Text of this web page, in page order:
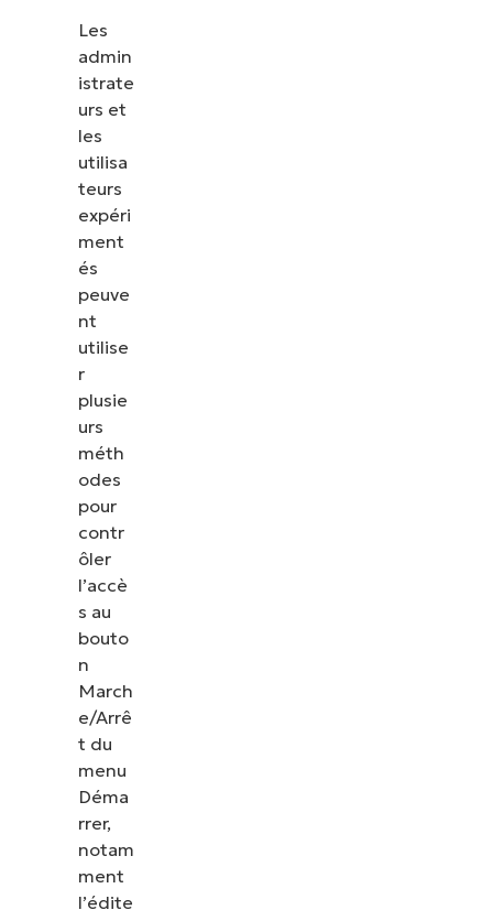
Les
admin
istrate
urs et
les
utilisa
teurs
expéri
ment
és
peuve
nt
utilise
r
plusie
urs
méth
odes
pour
contr
ôler
l’accè
s au
bouto
n
March
e/Arrê
t du
menu
Déma
rrer,
notam
ment
l’édite
Voir NinjaOne en action
Parcourez nos démonstrations à la demande pour
découvrir comment NinjaOne simplifie les tâches